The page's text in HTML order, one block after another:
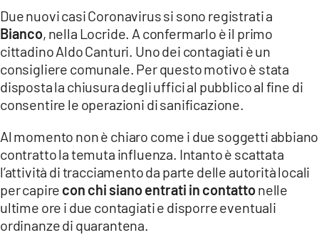
EVENTI
SPORT
Streaming
LAC NETWORK
LAC ONAIR
LaC
Due nuovi casi Coronavirus si sono registrati a
Bianco, nella Locride. A confermarlo è il primo
cittadino Aldo Canturi. Uno dei contagiati è un
consigliere comunale. Per questo motivo è stata
disposta la chiusura degli uffici al pubblico al fine di
consentire le operazioni di sanificazione.
Al momento non è chiaro come i due soggetti abbiano
contratto la temuta influenza. Intanto è scattata
l’attività di tracciamento da parte delle autorità locali
per capire con chi siano entrati in contattonelle
ultime ore i due contagiati e disporre eventuali
ordinanze di quarantena.